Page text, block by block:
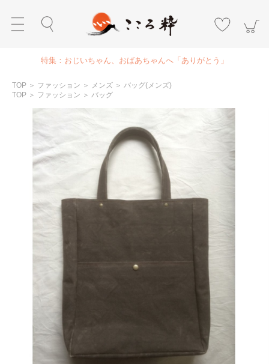
特集：おじいちゃん、おばあちゃんへ「ありがとう」
TOP ＞ ファッション ＞ メンズ ＞ バッグ(メンズ)
TOP ＞ ファッション ＞ バッグ